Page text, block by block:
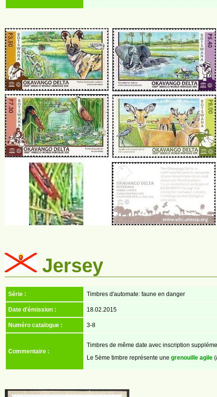
Jersey
Série : Timbres d'automate: faune en danger
Date d'émission : 18.02.2015
Numéro catalogue : 3-8
Commentaire :
Timbres de même date avec inscription
Le 5ème timbre représente une grenouille agile (